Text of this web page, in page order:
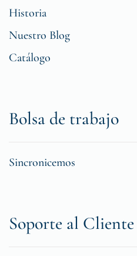
Historia
Nuestro Blog
Catálogo
Bolsa de trabajo
Sincronicemos
Soporte al Cliente